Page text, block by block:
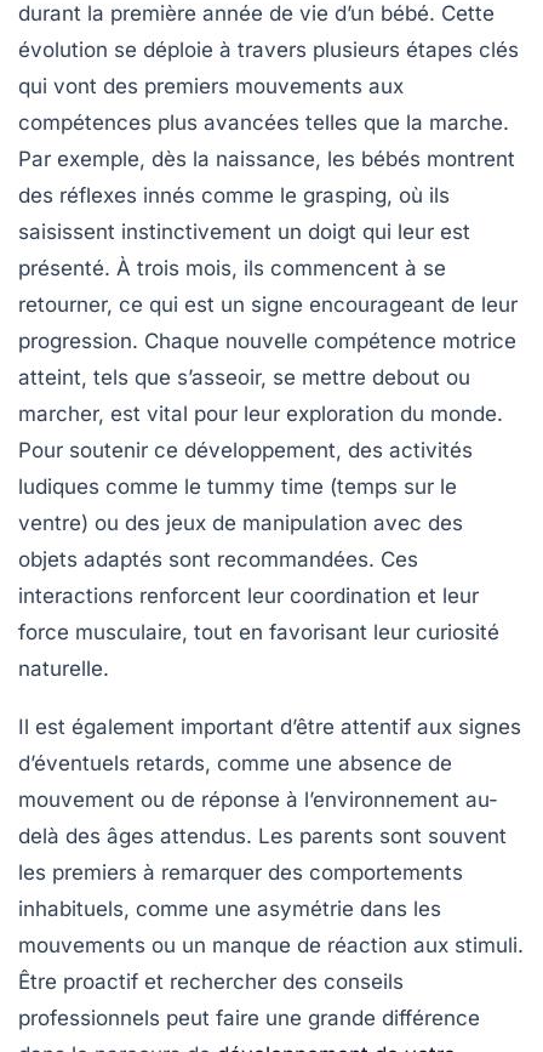
durant la première année de vie d’un bébé. Cette
évolution se déploie à travers plusieurs étapes clés
qui vont des premiers mouvements aux
compétences plus avancées telles que la marche.
Par exemple, dès la naissance, les bébés montrent
des réflexes innés comme le grasping, où ils
saisissent instinctivement un doigt qui leur est
présenté. À trois mois, ils commencent à se
retourner, ce qui est un signe encourageant de leur
progression. Chaque nouvelle compétence motrice
atteint, tels que s’asseoir, se mettre debout ou
marcher, est vital pour leur exploration du monde.
Pour soutenir ce développement, des activités
ludiques comme le tummy time (temps sur le
ventre) ou des jeux de manipulation avec des
objets adaptés sont recommandées. Ces
interactions renforcent leur coordination et leur
force musculaire, tout en favorisant leur curiosité
naturelle.
Il est également important d’être attentif aux signes
d’éventuels retards, comme une absence de
mouvement ou de réponse à l’environnement au-
delà des âges attendus. Les parents sont souvent
les premiers à remarquer des comportements
inhabituels, comme une asymétrie dans les
mouvements ou un manque de réaction aux stimuli.
Être proactif et rechercher des conseils
professionnels peut faire une grande différence